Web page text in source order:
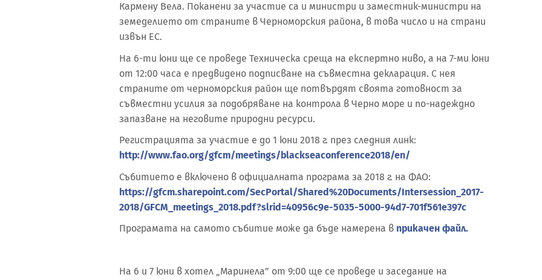
Кармену Вела. Поканени за участие са и министри и заместник-министри на
земеделието от страните в Черноморския района, в това число и на страни
извън ЕС.
На 6-ти юни ще се проведе Техническа среща на експертно ниво, а на 7-ми юни
от 12:00 часа е предвидено подписване на съвместна декларация. С нея
страните от черноморския район ще потвърдят своята готовност за
съвместни усилия за подобряване на контрола в Черно море и по-надеждно
запазване на неговите природни ресурси.
Регистрацията за участие е до 1 юни 2018 г. през следния линк:
http://www.fao.org/gfcm/meetings/blackseaconference2018/en/
Събитието е включено в официалната програма за 2018 г. на ФАО:
https://gfcm.sharepoint.com/SecPortal/Shared%20Documents/Intersession_2017-
2018/GFCM_meetings_2018.pdf?slrid=40956c9e-5035-5000-94d7-701f561e397c
Програмата на самото събитие може да бъде намерена в прикачен файл.
На 6 и 7 юни в хотел „Маринела” от 9:00 ще се проведе и заседание на